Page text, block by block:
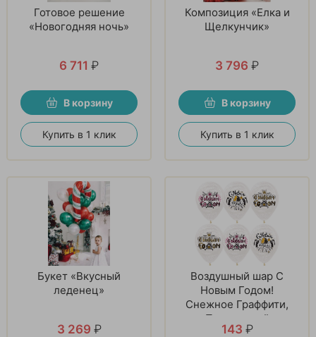
Готовое решение
«Новогодняя ночь»
6 711 ₽
В корзину
Купить в 1 клик
Композиция «Елка и
Щелкунчик»
3 796 ₽
В корзину
Купить в 1 клик
Букет «Вкусный
леденец»
3 269 ₽
Воздушный шар С
Новым Годом!
Снежное Граффити,
Прозрачный
143 ₽